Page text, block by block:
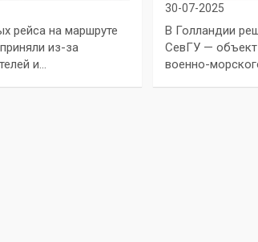
рейса на маршруте
из-за
и…
30-07-2025
В Голландии
СевГУ — объект
военно-